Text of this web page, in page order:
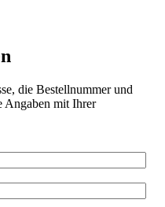
die Bestellnummer und
Angaben mit Ihrer